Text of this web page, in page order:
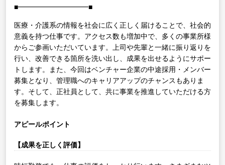
■━━━━━━━━━━■
医療・介護系の情報を社会に広く正しく届けることで、社会的
意義を持つ仕事です。アクセス数も増加中で、多くの事業所様
からご参画いただいています。上司や先輩と一緒に振り返りを
行い、改善できる箇所を洗い出し、成果を出せるようにサポー
トします。また、今回はベンチャー企業の中途採用・メンバー
募集となり、管理職へのキャリアアップのチャンスもありま
す。そして、正社員として、共に事業を推進していただける方
を募集します。
アピールポイント
【成果を正しく評価】